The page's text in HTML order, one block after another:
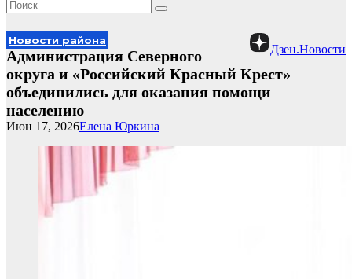
Дзен.Новости
Новости района
Администрация Северного
округа и «Российский Красный Крест»
объединились для оказания помощи
населению
Елена Юркина
Июн 17, 2026